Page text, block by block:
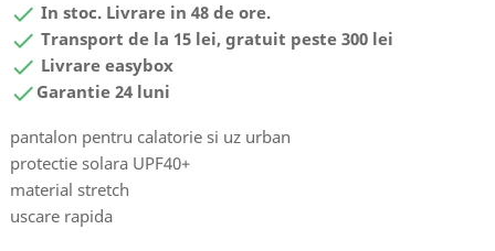
 In stoc. Livrare in 48 de ore.
 Transport de la 15 lei, gratuit peste 300 lei
 Livrare easybox
 Garantie 24 luni
pantalon pentru calatorie si uz urban
protectie solara UPF40+
material stretch
uscare rapida